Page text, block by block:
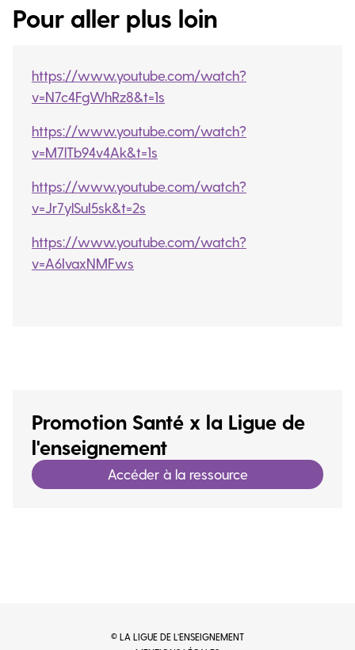
Pour aller plus loin
https://www.youtube.com/watch?
v=N7c4FgWhRz8&t=1s
https://www.youtube.com/watch?
v=M7lTb94v4Ak&t=1s
https://www.youtube.com/watch?
v=Jr7ylSuI5sk&t=2s
https://www.youtube.com/watch?
v=A6IvaxNMFws
Promotion Santé x la Ligue de
l'enseignement
Accéder à la ressource
© LA LIGUE DE L’ENSEIGNEMENT